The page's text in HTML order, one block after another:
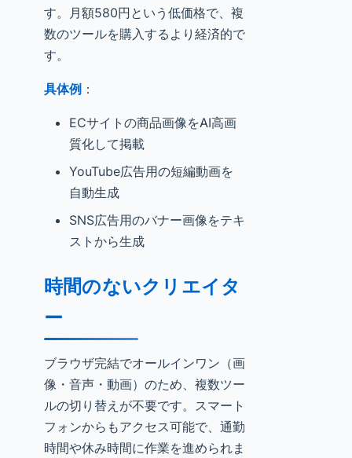
す。月額580円という低価格で、複
数のツールを購入するより経済的で
す。
具体例 ：
ECサイトの商品画像をAI高画
質化して掲載
YouTube広告用の短編動画を
自動生成
SNS広告用のバナー画像をテキ
ストから生成
時間のないクリエイタ
ー
ブラウザ完結でオールインワン（画
像・音声・動画）のため、複数ツー
ルの切り替えが不要です。スマート
フォンからもアクセス可能で、通勤
時間や休み時間に作業を進められま